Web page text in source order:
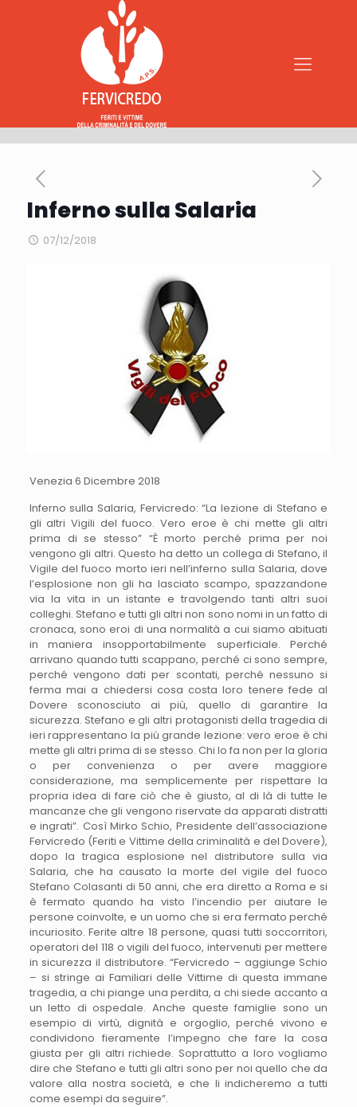
Inferno sulla Salaria
07/12/2018
Venezia 6 Dicembre 2018
Inferno sulla Salaria, Fervicredo: “La lezione di Stefano e
gli altri Vigili del fuoco. Vero eroe è chi mette gli altri
prima di se stesso” “È morto perché prima per noi
vengono gli altri. Questo ha detto un collega di Stefano, il
Vigile del fuoco morto ieri nell’inferno sulla Salaria, dove
l’esplosione non gli ha lasciato scampo, spazzandone
via la vita in un istante e travolgendo tanti altri suoi
colleghi. Stefano e tutti gli altri non sono nomi in un fatto di
cronaca, sono eroi di una normalità a cui siamo abituati
in maniera insopportabilmente superficiale. Perché
arrivano quando tutti scappano, perché ci sono sempre,
perché vengono dati per scontati, perché nessuno si
ferma mai a chiedersi cosa costa loro tenere fede al
Dovere sconosciuto ai più, quello di garantire la
sicurezza. Stefano e gli altri protagonisti della tragedia di
ieri rappresentano la più grande lezione: vero eroe è chi
mette gli altri prima di se stesso. Chi lo fa non per la gloria
o per convenienza o per avere maggiore
considerazione, ma semplicemente per rispettare la
propria idea di fare ciò che è giusto, al di là di tutte le
mancanze che gli vengono riservate da apparati distratti
e ingrati”. Così Mirko Schio, Presidente dell’associazione
Fervicredo (Feriti e Vittime della criminalità e del Dovere),
dopo la tragica esplosione nel distributore sulla via
Salaria, che ha causato la morte del vigile del fuoco
Stefano Colasanti di 50 anni, che era diretto a Roma e si
è fermato quando ha visto l’incendio per aiutare le
persone coinvolte, e un uomo che si era fermato perché
incuriosito. Ferite altre 18 persone, quasi tutti soccorritori,
operatori del 118 o vigili del fuoco, intervenuti per mettere
in sicurezza il distributore. “Fervicredo – aggiunge Schio
– si stringe ai Familiari delle Vittime di questa immane
tragedia, a chi piange una perdita, a chi siede accanto a
un letto di ospedale. Anche queste famiglie sono un
esempio di virtù, dignità e orgoglio, perché vivono e
condividono fieramente l’impegno che fare la cosa
giusta per gli altri richiede. Soprattutto a loro vogliamo
dire che Stefano e tutti gli altri sono per noi quello che da
valore alla nostra società, e che li indicheremo a tutti
come esempi da seguire”.